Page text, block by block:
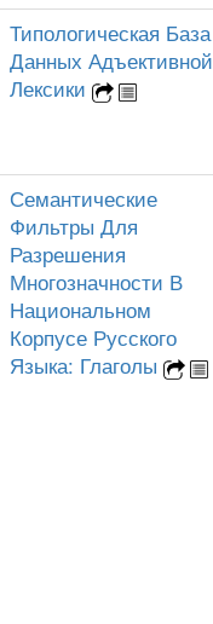
Типологическая База
Данных Адъективной
Лексики
Семантические
Фильтры Для
Разрешения
Многозначности В
Национальном
Корпусе Русского
Языка: Глаголы